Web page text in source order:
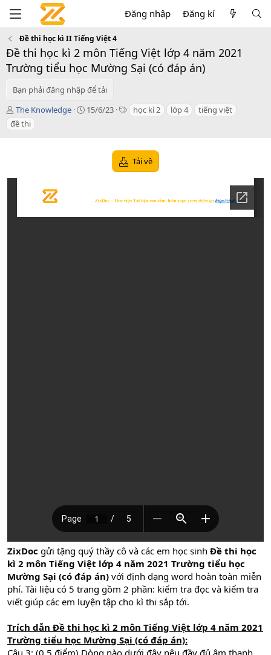
Đăng nhập Đăng kí
Đề thi học kì II Tiếng Việt 4
Đề thi học kì 2 môn Tiếng Việt lớp 4 năm 2021
Trường tiểu học Mường Sại (có đáp án)
Bạn phải đăng nhập để tải
T
á
c
The Knowledge
C
t
15/6/23
T học kì 2 lớp 4
tiếng việt
đề thi
Tải về
ZixDoc gửi tặng quý thầy cô và các em học sinh Đề thi học
kì 2 môn Tiếng Việt lớp 4 năm 2021 Trường tiểu học
Mường Sại (có đáp án) với định dạng word hoàn toàn miễn
phí. Tài liệu có 5 trang gồm 2 phần: kiểm tra đọc và kiểm tra
viết giúp các em luyện tập cho kì thi sắp tới.
Trích dẫn Đề thi học kì 2 môn Tiếng Việt lớp 4 năm 2021
Trường tiểu học Mường Sại (có đáp án):